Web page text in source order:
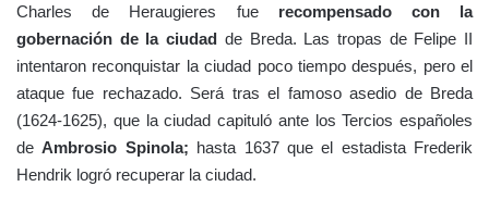
Charles de Heraugieres fue recompensado con la
gobernación de la ciudad de Breda. Las tropas de Felipe II
intentaron reconquistar la ciudad poco tiempo después, pero el
ataque fue rechazado. Será tras el famoso asedio de Breda
(1624-1625), que la ciudad capituló ante los Tercios españoles
deAmbrosio Spinola; hasta 1637 que el estadista Frederik
Hendrik logró recuperar la ciudad.